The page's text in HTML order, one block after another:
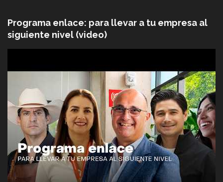
Programa enlace: para llevar a tu empresa al
siguiente nivel (video)